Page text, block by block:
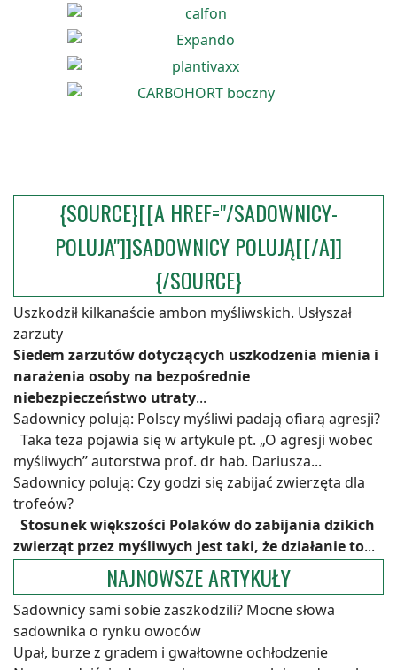
{SOURCE}[[A HREF="/SADOWNICY-
POLUJA"]]SADOWNICY POLUJĄ[[/A]]
{/SOURCE}
Uszkodził kilkanaście ambon myśliwskich. Usłyszał
zarzuty
Siedem zarzutów dotyczących uszkodzenia mienia i
narażenia osoby na bezpośrednie
niebezpieczeństwo utraty...
Sadownicy polują: Polscy myśliwi padają ofiarą agresji?
Taka teza pojawia się w artykule pt. „O agresji wobec
myśliwych” autorstwa prof. dr hab. Dariusza...
Sadownicy polują: Czy godzi się zabijać zwierzęta dla
trofeów?
Stosunek większości Polaków do zabijania dzikich
zwierząt przez myśliwych jest taki, że działanie to...
NAJNOWSZE ARTYKUŁY
Sadownicy sami sobie zaszkodzili? Mocne słowa
sadownika o rynku owoców
Upał, burze z gradem i gwałtowne ochłodzenie